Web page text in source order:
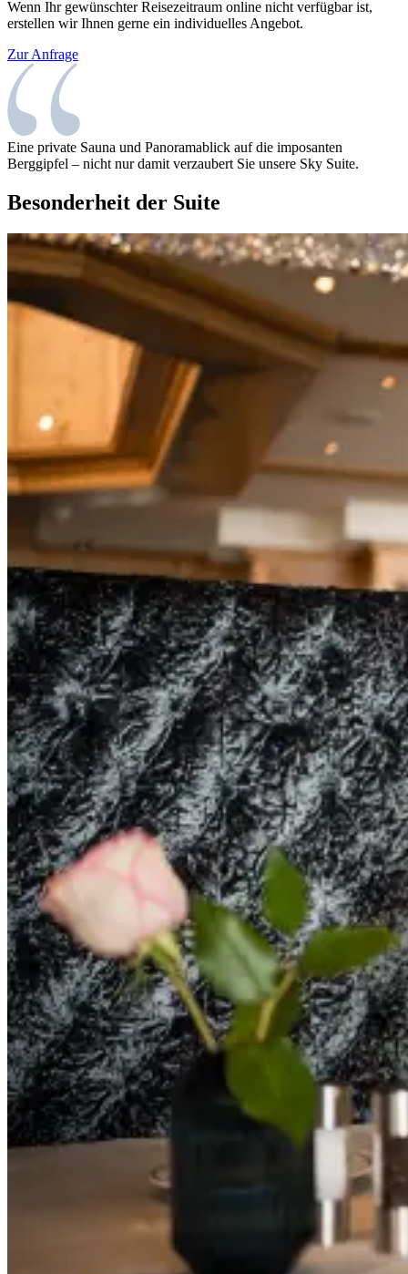
Wenn Ihr gewünschter Reisezeitraum online nicht verfügbar ist,
erstellen wir Ihnen gerne ein individuelles Angebot.
Zur Anfrage
Eine private Sauna und Panoramablick auf die imposanten
Berggipfel – nicht nur damit verzaubert Sie unsere Sky Suite.
Besonderheit der Suite